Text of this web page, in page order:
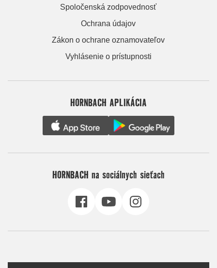
Spoločenská zodpovednosť
Ochrana údajov
Zákon o ochrane oznamovateľov
Vyhlásenie o prístupnosti
HORNBACH APLIKÁCIA
HORNBACH na sociálnych sieťach